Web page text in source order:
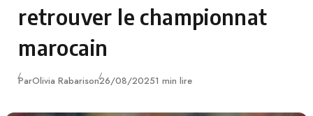
retrouver le championnat
marocain
ParOlivia RabarisonPublié
26/08/20251 min lire